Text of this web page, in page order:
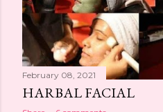
February 08, 2021
HARBAL FACIAL